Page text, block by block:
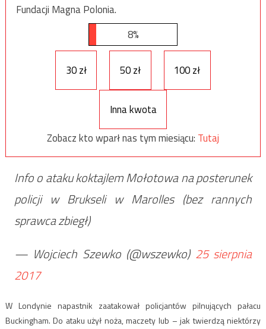
Fundacji Magna Polonia.
8%
30 zł 50 zł 100 zł
Inna kwota
Zobacz kto wparł nas tym miesiącu: Tutaj
Info o ataku koktajlem Mołotowa na posterunek
policji w Brukseli w Marolles (bez rannych
sprawca zbiegł)
— Wojciech Szewko (@wszewko) 25 sierpnia
2017
W Londynie napastnik zaatakował policjantów pilnujących pałacu
Buckingham. Do ataku użył noża, maczety lub – jak twierdzą niektórzy